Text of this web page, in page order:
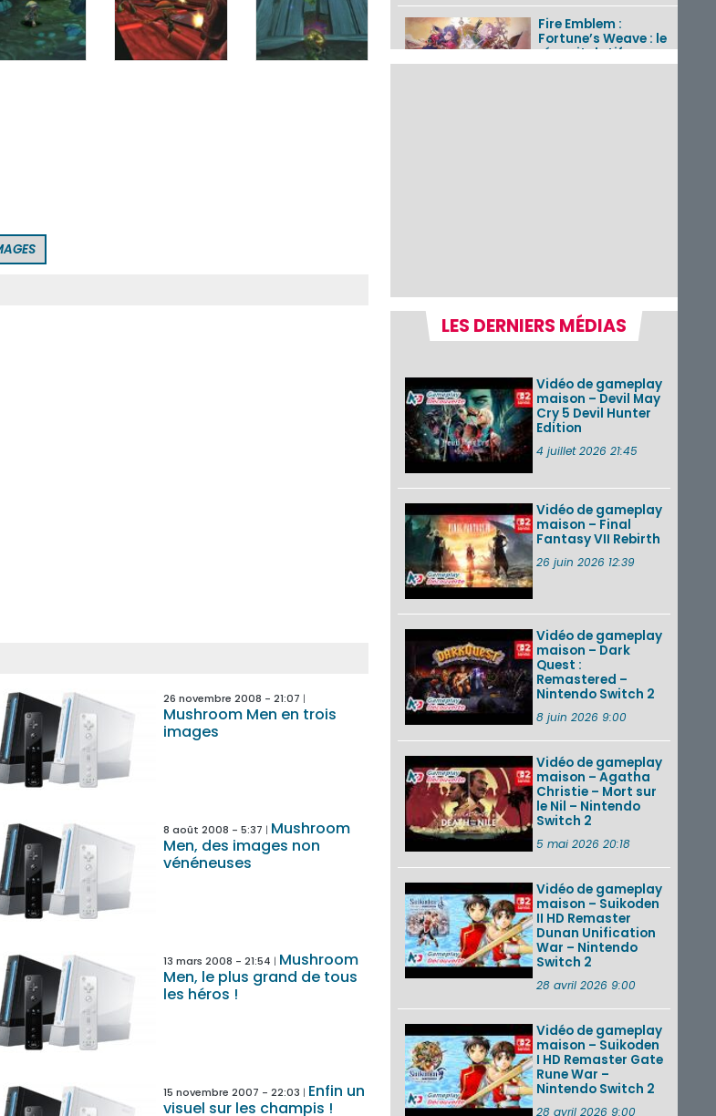
26 novembre 2008 - 21:07
Mushroom Men en trois
images
8 août 2008 - 5:37
Mushroom
Men, des images non
vénéneuses
13 mars 2008 - 21:54
Mushroom
Men, le plus grand de tous
les héros !
15 novembre 2007 - 22:03
Enfin un
visuel sur les champis !
Fire Emblem :
Fortune’s Weave : le
récapitulatif
complet du Direct,
Les sorties eShop de
la semaine 31 de
2026 (Xenoblade
Edit...
Une édition
physique japonaise
de Stray Children
sur Nintendo Switch
décembre ...
Nintendo Music :
des musiques de
cinq jeux Virtual Boy
et de nouveaux
VOIR PLUS DE NEWS
LES DERNIERS MÉDIAS
Vidéo de gameplay
maison – Devil May
Cry 5 Devil Hunter
Edition
4 juillet 2026 21:45
Vidéo de gameplay
maison – Final
Fantasy VII Rebirth
26 juin 2026 12:39
Vidéo de gameplay
maison – Dark
Quest :
Remastered –
Nintendo Switch 2
8 juin 2026 9:00
Vidéo de gameplay
maison – Agatha
Christie – Mort sur
le Nil – Nintendo
Switch 2
5 mai 2026 20:18
Vidéo de gameplay
maison – Suikoden
II HD Remaster
Dunan Unification
War – Nintendo
Switch 2
28 avril 2026 9:00
Vidéo de gameplay
maison – Suikoden
I HD Remaster Gate
Rune War –
Nintendo Switch 2
28 avril 2026 9:00